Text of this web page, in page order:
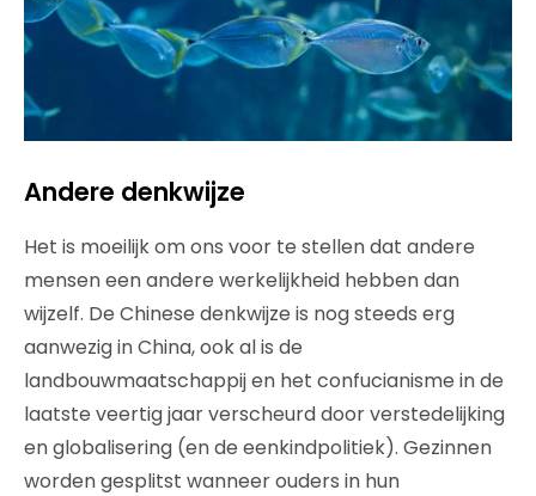
Andere denkwijze
Het is moeilijk om ons voor te stellen dat andere
mensen een andere werkelijkheid hebben dan
wijzelf. De Chinese denkwijze is nog steeds erg
aanwezig in China, ook al is de
landbouwmaatschappij en het confucianisme in de
laatste veertig jaar verscheurd door verstedelijking
en globalisering (en de eenkindpolitiek). Gezinnen
worden gesplitst wanneer ouders in hun